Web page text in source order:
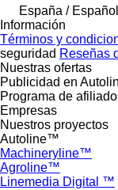
España / Español
Información
Términos y
seguridad Reseñas
Nuestras ofertas
Publicidad en
Programa de
Empresas
Nuestros proyectos
Autoline™
Machineryline™
Agroline™
Linemedia Digital ™